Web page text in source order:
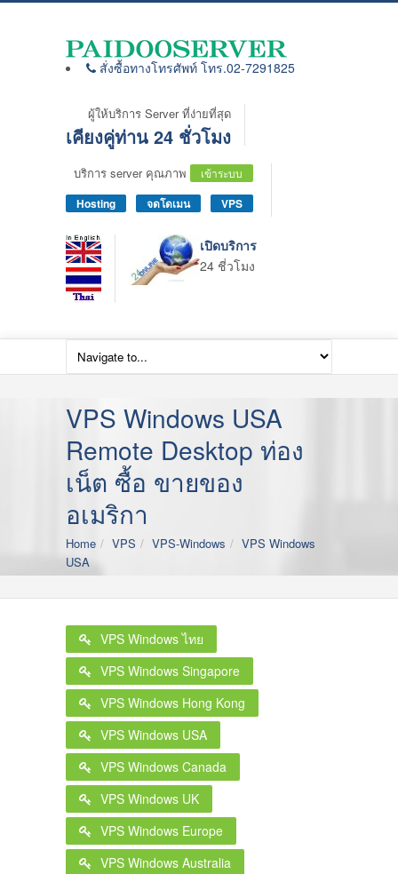
สั่งซื้อทางโทรศัพท์ โทร.02-7291825
ผู้ให้บริการ Server ที่ง่ายที่สุด
เคียงคู่ท่าน 24 ชั่วโมง
บริการ server คุณภาพ เข้าระบบ
Hosting จดโดเมน VPS
เปิดบริการ
24 ชี่วโมง
VPS Windows USA
Remote Desktop ท่อง
เน็ต ซื้อ ขายของ
อเมริกา
Home VPS VPS-Windows
VPS Windows
USA
VPS Windows ไทย
VPS Windows Singapore
VPS Windows Hong Kong
VPS Windows USA
VPS Windows Canada
VPS Windows UK
VPS Windows Europe
VPS Windows Australia